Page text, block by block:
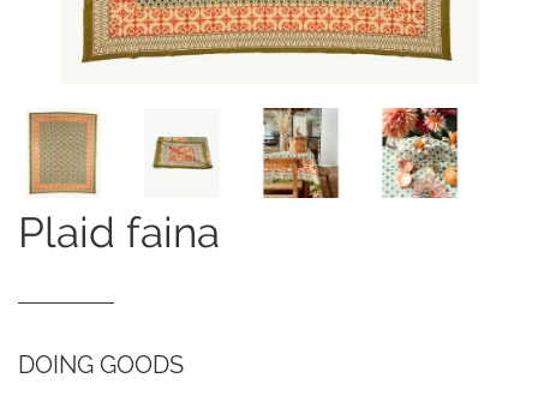
plaid faina
DOING GOODS